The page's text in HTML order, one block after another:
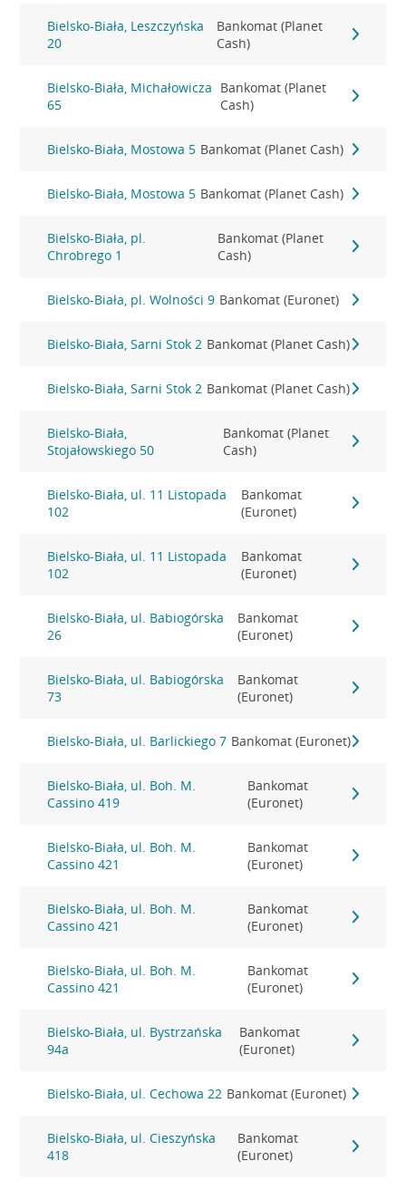
Bielsko-Biała, Leszczyńska
20
Bankomat (Planet
Cash)
Bielsko-Biała, Michałowicza
65
Bankomat (Planet
Cash)
Bielsko-Biała, Mostowa 5 Bankomat (Planet Cash)
Bielsko-Biała, Mostowa 5 Bankomat (Planet Cash)
Bielsko-Biała, pl.
Chrobrego 1
Bankomat (Planet
Cash)
Bielsko-Biała, pl. Wolności 9 Bankomat (Euronet)
Bielsko-Biała, Sarni Stok 2 Bankomat (Planet Cash)
Bielsko-Biała, Sarni Stok 2 Bankomat (Planet Cash)
Bielsko-Biała,
Stojałowskiego 50
Bankomat (Planet
Cash)
Bielsko-Biała, ul. 11 Listopada
102
Bankomat
(Euronet)
Bielsko-Biała, ul. 11 Listopada
102
Bankomat
(Euronet)
Bielsko-Biała, ul. Babiogórska
26
Bankomat
(Euronet)
Bielsko-Biała, ul. Babiogórska
73
Bankomat
(Euronet)
Bielsko-Biała, ul. Barlickiego 7 Bankomat (Euronet)
Bielsko-Biała, ul. Boh. M.
Cassino 419
Bankomat
(Euronet)
Bielsko-Biała, ul. Boh. M.
Cassino 421
Bankomat
(Euronet)
Bielsko-Biała, ul. Boh. M.
Cassino 421
Bankomat
(Euronet)
Bielsko-Biała, ul. Boh. M.
Cassino 421
Bankomat
(Euronet)
Bielsko-Biała, ul. Bystrzańska
94a
Bankomat
(Euronet)
Bielsko-Biała, ul. Cechowa 22 Bankomat (Euronet)
Bielsko-Biała, ul. Cieszyńska
418
Bankomat
(Euronet)